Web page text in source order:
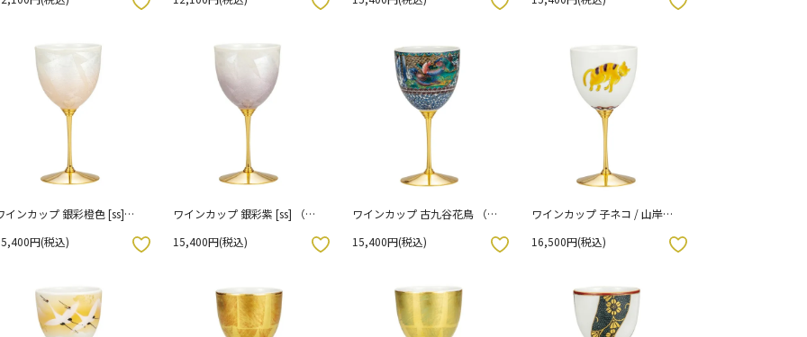
お気に入りボタン お気に入りボタン お気に入りボタン
インカップ 銀彩橙色 [ss]
円(税込)
ワインカップ 銀彩紫 [ss] （化
15,400円(税込)
お気に入りボタン
ワインカップ 古九谷花鳥 （化
15,400円(税込)
お気に入りボタン
ワインカップ 子ネコ / 山岸雄
16,500円(税込)
お気に入りボタン